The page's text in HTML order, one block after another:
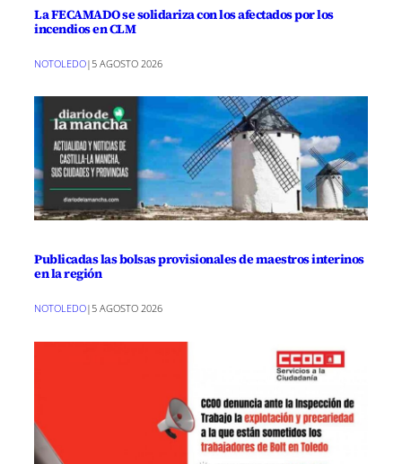
La FECAMADO se solidariza con los afectados por los
incendios en CLM
NOTOLEDO| 5 AGOSTO 2026
Publicadas las bolsas provisionales de maestros interinos
en la región
NOTOLEDO| 5 AGOSTO 2026